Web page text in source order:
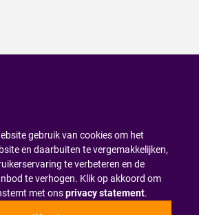
gebruik van cookies om het
en daarbuiten te vergemakkelijken,
te verbeteren en de
te verhogen. Klik op akkoord om
met onsprivacy statement.